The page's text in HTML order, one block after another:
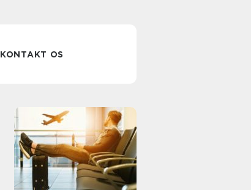
KONTAKT OS